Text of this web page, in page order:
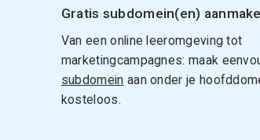
Gratis subdomein(en)
Van een online leeromgeving tot
marketingcampagnes: maak
subdomein aan onder je
kosteloos.